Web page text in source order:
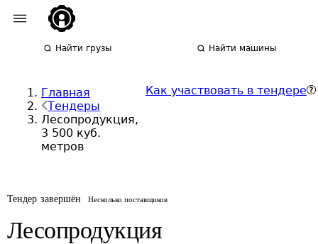
Найти грузы Найти машины
Главная
Тендеры
Лесопродукция,
3 500 куб.
метров
Как участвовать в тендере
Тендер завершён Несколько поставщиков
Лесопродукция